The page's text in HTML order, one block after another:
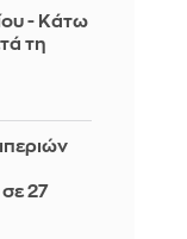
- Κάτω
τη
27